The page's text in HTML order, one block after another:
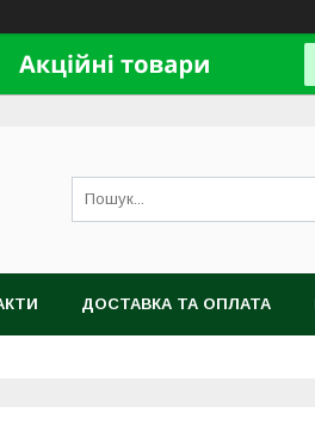
ДОСТАВКА ТА ОПЛАТА